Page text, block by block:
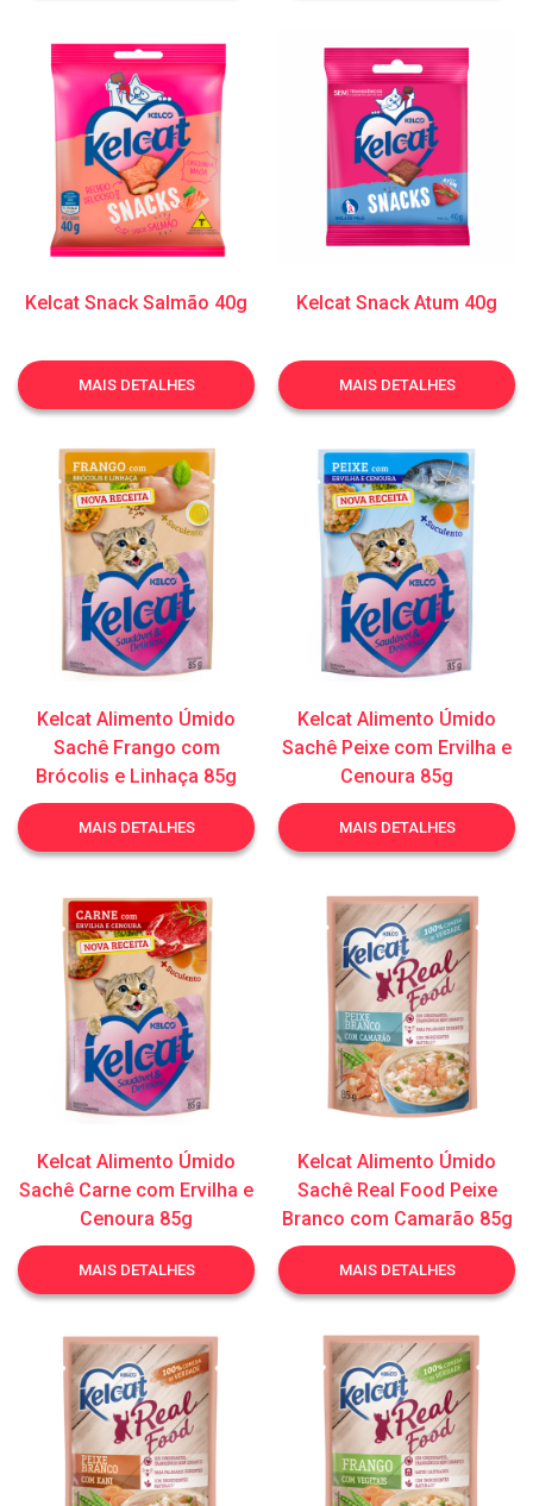
Kelcat Snack Salmão 40g
MAIS DETALHES
Kelcat Snack Atum 40g
MAIS DETALHES
Kelcat Alimento Úmido
Sachê Frango com
Brócolis e Linhaça 85g
MAIS DETALHES
Kelcat Alimento Úmido
Sachê Peixe com Ervilha e
Cenoura 85g
MAIS DETALHES
Kelcat Alimento Úmido
Sachê Carne com Ervilha e
Cenoura 85g
MAIS DETALHES
Kelcat Alimento Úmido
Sachê Real Food Peixe
Branco com Camarão 85g
MAIS DETALHES